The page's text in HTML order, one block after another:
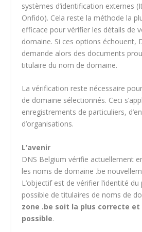
systèmes d’identification externes
Onfido). Cela reste la méthode la
efficace pour vérifier les détails de
domaine. Si ces options échouent,
demande alors des documents
titulaire du nom de domaine.
La vérification reste nécessaire
de domaine sélectionnés. Ceci
enregistrements de particuliers,
d’organisations.
L’avenir
DNS Belgium vérifie actuellement
les noms de domaine .be
L’objectif est de vérifier l’identité
possible de titulaires de noms de
zone .be soit la plus correcte et
possible.